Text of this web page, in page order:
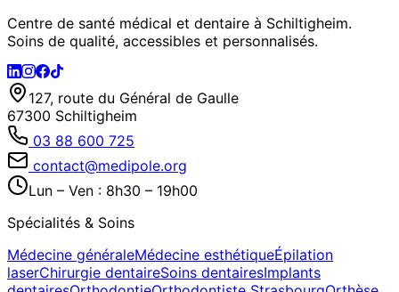
Centre de santé médical et dentaire à Schiltigheim.
Soins de qualité, accessibles et personnalisés.
127, route du Général de Gaulle
67300 Schiltigheim
03 88 600 725
contact@medipole.org
Lun – Ven : 8h30 – 19h00
Spécialités & Soins
Médecine généraleMédecine esthétiqueÉpilation
laserChirurgie dentaireSoins dentairesImplants